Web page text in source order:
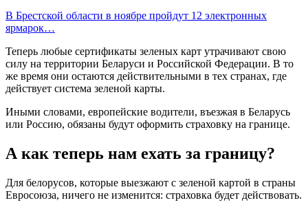
В Брестской области в ноябре пройдут 12 электронных
ярмарок…
Теперь любые сертификаты зеленых карт утрачивают свою
силу на территории Беларуси и Российской Федерации. В то
же время они остаются действительными в тех странах, где
действует система зеленой карты.
Иными словами, европейские водители, въезжая в Беларусь
или Россию, обязаны будут оформить страховку на границе.
А как теперь нам ехать за границу?
Для белорусов, которые выезжают с зеленой картой в страны
Евросоюза, ничего не изменится: страховка будет действовать.